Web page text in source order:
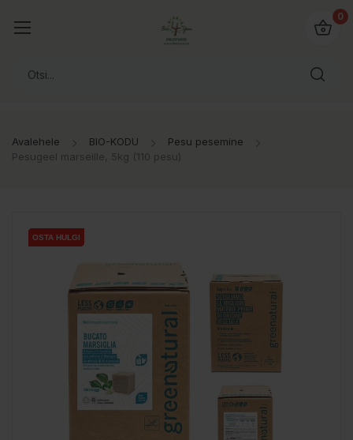
0
Avalehele BIO-KODU
Pesu pesemine
Pesugeel marseille, 5kg (110 pesu)
OSTA HULGI
OSTA HULGI
OSTA HULGI